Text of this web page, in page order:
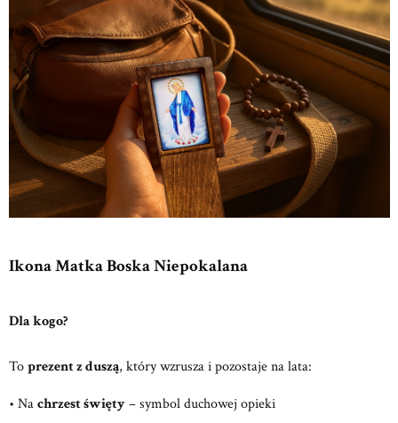
Ikona Matka Boska Niepokalana
Dla kogo?
To prezent z duszą, który wzrusza i pozostaje na lata:
• Na chrzest święty – symbol duchowej opieki